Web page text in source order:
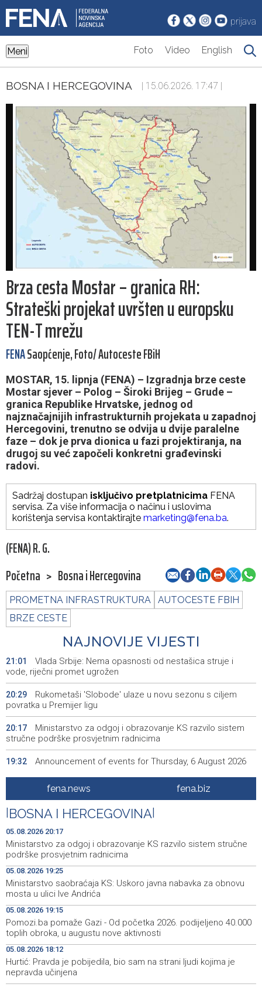
prijava
Meni Foto Video English
BOSNA I HERCEGOVINA | 15.06.2026. 17:47 |
Brza cesta Mostar – granica RH:
Strateški projekat uvršten u europsku
TEN-T mrežu
FENASaopćenje, Foto/ Autoceste FBiH
MOSTAR, 15. lipnja (FENA) – Izgradnja brze ceste
Mostar sjever – Polog – Široki Brijeg – Grude –
granica Republike Hrvatske, jednog od
najznačajnijih infrastrukturnih projekata u zapadnoj
Hercegovini, trenutno se odvija u dvije paralelne
faze – dok je prva dionica u fazi projektiranja, na
drugoj su već započeli konkretni građevinski
radovi.
Sadržaj dostupan isključivo pretplatnicima FENA
servisa. Za više informacija o načinu i uslovima
korištenja servisa kontaktirajte marketing@fena.ba.
(FENA) R. G.
Početna > Bosna i Hercegovina
PROMETNA INFRASTRUKTURA
AUTOCESTE FBIH
BRZE CESTE
NAJNOVIJE VIJESTI
21:01
Vlada Srbije: Nema opasnosti od nestašica struje i
vode, riječni promet ugrožen
20:29
Rukometaši 'Slobode' ulaze u novu sezonu s ciljem
povratka u Premijer ligu
20:17
Ministarstvo za odgoj i obrazovanje KS razvilo sistem
stručne podrške prosvjetnim radnicima
19:32 Announcement of events for Thursday, 6 August 2026
Rise in electric scooter injuries among children; Biloš:
Head and facial injuries most common
19:25
Ministarstvo saobraćaja KS: Uskoro javna nabavka za
obnovu mosta u ulici Ive Andrića
19:15
Pomozi.ba pomaže Gazi - Od početka 2026. podijeljeno
40.000 toplih obroka, u augustu nove aktivnosti
19:12
Conference on representation of constituent peoples
and Others in BiH institutions on August 7
19:12
'Šetnica kulture' nastavljena modnom revijom i
predstavljanjem kozmetike
19:05
Prosecutor's Office indicts former Court of BiH
employee for alleged embezzlement
fena.news fena.biz
BOSNA I HERCEGOVINA
05.08.2026 20:17
Ministarstvo za odgoj i obrazovanje KS razvilo sistem stručne
podrške prosvjetnim radnicima
05.08.2026 19:25
Ministarstvo saobraćaja KS: Uskoro javna nabavka za obnovu
mosta u ulici Ive Andrića
05.08.2026 19:15
Pomozi.ba pomaže Gazi - Od početka 2026. podijeljeno 40.000
toplih obroka, u augustu nove aktivnosti
05.08.2026 18:12
Hurtić: Pravda je pobijedila, bio sam na strani ljudi kojima je
nepravda učinjena